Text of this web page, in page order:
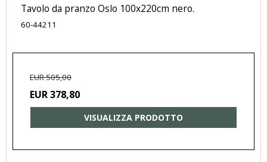
Tavolo da pranzo Oslo 100x220cm nero.
60-44211
EUR 505,00
EUR 378,80
VISUALIZZA PRODOTTO